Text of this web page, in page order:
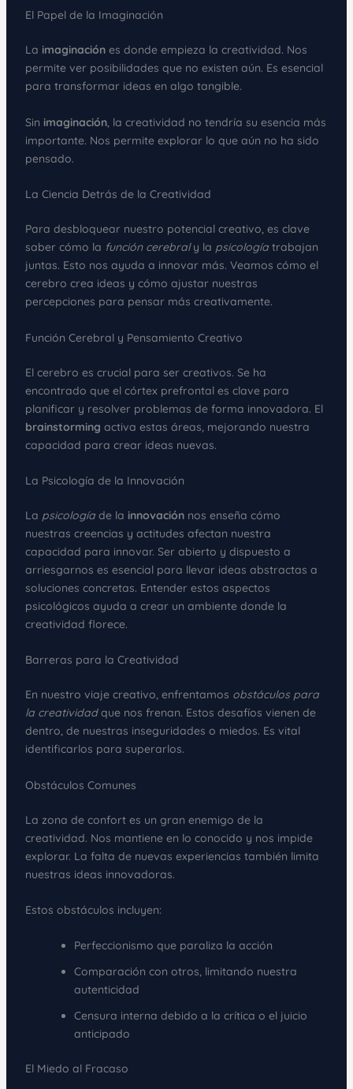
El Papel de la Imaginación
La imaginaciónes donde empieza la creatividad. Nos
permite ver posibilidades que no existen aún. Es esencial
para transformar ideas en algo tangible.
Sin imaginación, la creatividad no tendría su esencia más
importante. Nos permite explorar lo que aún no ha sido
pensado.
La Ciencia Detrás de la Creatividad
Para desbloquear nuestro potencial creativo, es clave
saber cómo la función cerebraly la psicologíatrabajan
juntas. Esto nos ayuda a innovar más. Veamos cómo el
cerebro crea ideas y cómo ajustar nuestras
percepciones para pensar más creativamente.
Función Cerebral y Pensamiento Creativo
El cerebro es crucial para ser creativos. Se ha
encontrado que el córtex prefrontal es clave para
planificar y resolver problemas de forma innovadora. El
brainstorming activa estas áreas, mejorando nuestra
capacidad para crear ideas nuevas.
La Psicología de la Innovación
La psicologíade la innovaciónnos enseña cómo
nuestras creencias y actitudes afectan nuestra
capacidad para innovar. Ser abierto y dispuesto a
arriesgarnos es esencial para llevar ideas abstractas a
soluciones concretas. Entender estos aspectos
psicológicos ayuda a crear un ambiente donde la
creatividad florece.
Barreras para la Creatividad
En nuestro viaje creativo, enfrentamos obstáculos para
la creatividadque nos frenan. Estos desafíos vienen de
dentro, de nuestras inseguridades o miedos. Es vital
identificarlos para superarlos.
Obstáculos Comunes
La zona de confort es un gran enemigo de la
creatividad. Nos mantiene en lo conocido y nos impide
explorar. La falta de nuevas experiencias también limita
nuestras ideas innovadoras.
Estos obstáculos incluyen:
Perfeccionismo que paraliza la acción
Comparación con otros, limitando nuestra
autenticidad
Censura interna debido a la crítica o el juicio
anticipado
El Miedo al Fracaso